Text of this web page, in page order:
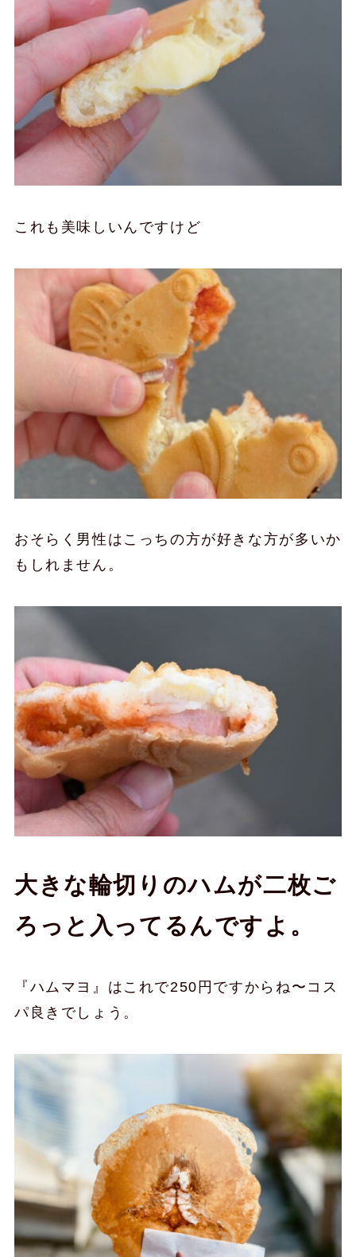
これも美味しいんですけど
おそらく男性はこっちの方が好きな方が多いか
もしれません。
大きな輪切りのハムが二枚ご
ろっと入ってるんですよ。
『ハムマヨ』はこれで250円ですからね〜コス
パ良きでしょう。